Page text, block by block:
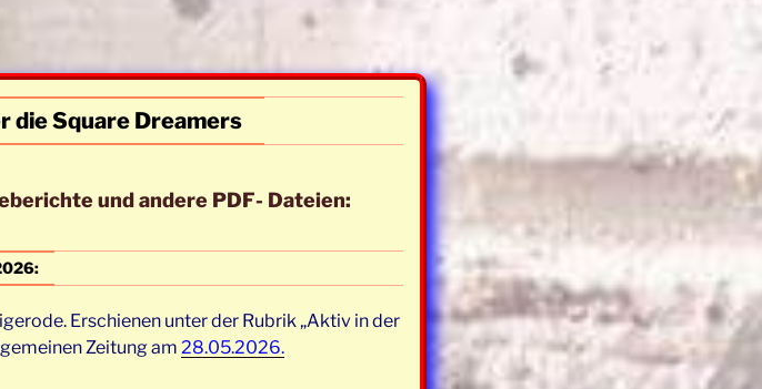
die Square Dreamers
und andere PDF- Dateien:
Erschienen unter der Rubrik „Aktiv in der
Zeitung am 28.05.2026.